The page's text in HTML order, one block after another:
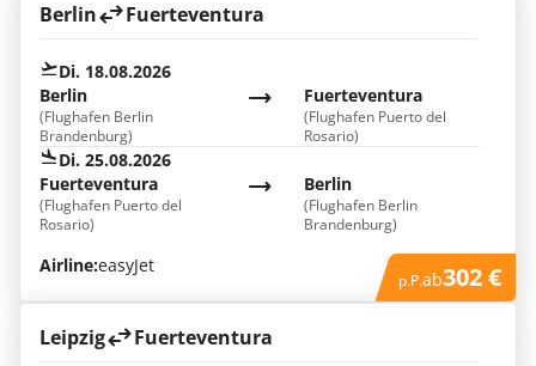
Berlin
Fuerteventura
Di. 18.08.2026
Berlin
(Flughafen Berlin
Brandenburg)
Fuerteventura
(Flughafen Puerto del
Rosario)
Di. 25.08.2026
Berlin
(Flughafen Berlin
Brandenburg)
Fuerteventura
(Flughafen Puerto del
Rosario)
Airline:easyJet
p.P.ab302 €
Leipzig Fuerteventura